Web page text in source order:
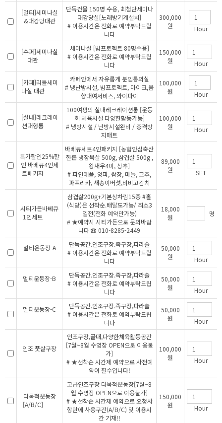
[멀티]세미나실
&대강당대관
단독건물 150명 수용, 최첨단세미나
대강당실[노래방기계설치]
# 이용시간은 전화로 예약부탁드립
니다
300,000
원
Hour
[슈퍼]세미나실
대관
세미나실 [빔프로젝트 80명수용]
# 이용시간은 전화로 예약부탁드립
니다
150,000
원
Hour
[카페]리틀세미
나실 대관
카페안에서 자유롭게 분임통의실
# 냉난방시설, 빔프로젝트, 마이크,음
향대여서비스, 와이파이
100,000
원
Hour
[실내]레크레이
션대형룸
100여평의 실내레크레이션룸 [운동
회 체육시설 다양한활동가능]
# 냉방시설 / 난방시설완비 / 충격방
지매트
100,000
원
Hour
특가할인25%할
인 바베큐4인세
트패키지
바베큐세트4인패키지 [농협안심축산
한돈 냉장목살 500g, 삼겹살 500g ,
왕새우4미, 상추]
# 파인애플, 양파, 쌈장, 마늘, 고추,
파프리카, 새송이버섯,비비고김치
89,000
원
SET
시티가든바베큐
1인세트
삼겹살200g+기본상차림15종 #홀
(식당)은 선착순.배달도가능/ 최소3
일전(전화 예약만가능)
# ★예약시 시티가든으로 문의바랍
니다 ☎ 010-8285-2449
18,000
원
명
멀티운동장-A
단독공간.인조구장.족구장,파라솔
# 이용시간은 전화로 예약부탁드립
니다
50,000
원
Hour
멀티운동장-B
단독공간.인조구장.족구장,파라솔
# 이용시간은 전화로 예약부탁드립
니다
50,000
원
Hour
멀티운동장-C
단독공간.인조구장.족구장,파라솔
# 이용시간은 전화로 예약부탁드립
니다
50,000
원
Hour
인조 풋살구장
인조구장,골대,다양한체육활동공간
[7월~8월 수영장 OPEN으로 이용불
가]
# ★선착순 시간제 예약으로 사전예
약이 필수입니다!
100,000
원
Hour
다목적운동장
[A/B/C]
고급인조구장 다목적운동장[7월~8
월 수영장 OPEN으로 이용불가]
# ★선착순 시간제 예약으로 요청사
항란에 사용구간(A/B/C) 및 이용시
간 기재!!
150,000
원
Hour